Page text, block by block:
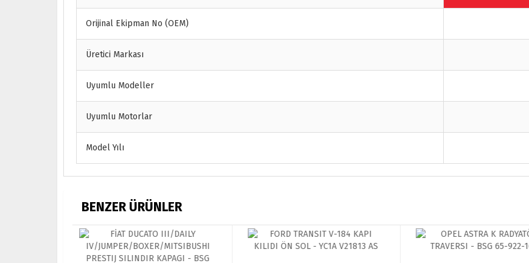
Orijinal Ekipman No (OEM)
Üretici Markası
Uyumlu Modeller
Uyumlu Motorlar
Model Yılı
BENZER ÜRÜNLER